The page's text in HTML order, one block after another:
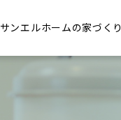
サンエルホームの家づくり